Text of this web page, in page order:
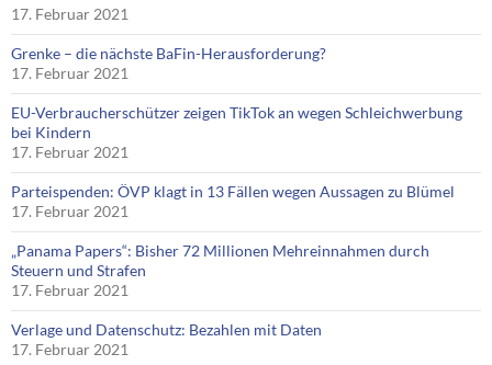
17. Februar 2021
Grenke – die nächste BaFin-Herausforderung?
17. Februar 2021
EU-Verbraucherschützer zeigen TikTok an wegen Schleichwerbung
bei Kindern
17. Februar 2021
Parteispenden: ÖVP klagt in 13 Fällen wegen Aussagen zu Blümel
17. Februar 2021
„Panama Papers“: Bisher 72 Millionen Mehreinnahmen durch
Steuern und Strafen
17. Februar 2021
Verlage und Datenschutz: Bezahlen mit Daten
17. Februar 2021